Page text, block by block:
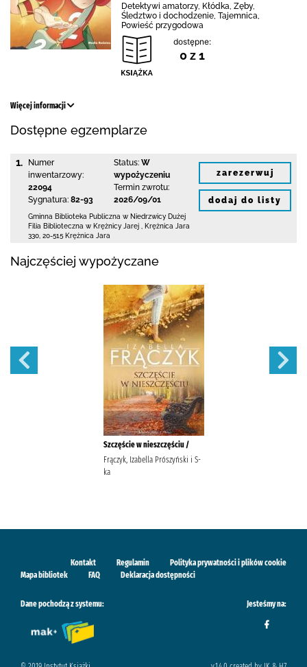
Detektywi amatorzy, Kłódka, Zęby,
Śledztwo i dochodzenie, Tajemnica,
Powieść przygodowa
dostępne:
0 z 1
Więcej informacji
Dostępne egzemplarze
1.
Numer
inwentarzowy:
22094
Sygnatura: 82-93
Status: W
wypożyczeniu
Termin zwrotu:
2026/09/01
Gminna Biblioteka Publiczna w Niedrzwicy Dużej
Filia Biblioteczna w Krężnicy Jarej
Krężnica Jara
330 20-515 Krężnica Jara
zarezerwuj
dodaj do listy
Najczęściej wypożyczane
Szczęście w nieszczęściu /
Frączyk, Izabella Prószyński i S-
ka
Kontakt Regulamin
Polityka prywatności i plików cookie
Mapa bibliotek
FAQ Deklaracja dostępności
Dane pochodzą z systemu: Jesteśmy na: